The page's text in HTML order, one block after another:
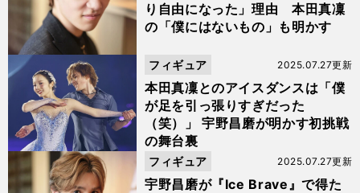
り自由になった」理由 本田真凜
の「僕にはないもの」も明かす
本田真凜とのアイスダンスは「僕
が足を引っ張りすぎだった
（笑）」 宇野昌磨が明かす初挑戦
の舞台裏
2025.07.27更新
フィギュア
宇野昌磨が『Ice Brave』で得た
2025.07.27更新
フィギュア